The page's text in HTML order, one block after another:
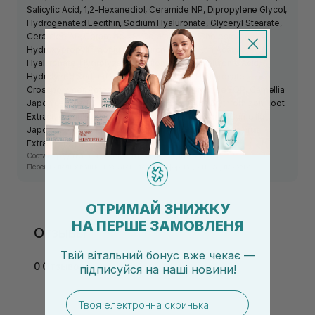
Salicylic Acid, 1,2-Hexanediol, Ceramide NP, Dipropylene Glycol,
Hydrogenated Lecithin, Sodium Hyaluronate, Glyceryl Stearate,
Ceramide AP, Ceramide NS, Ceramide AS, Cholesterol,
Hydroxypropyltrimonium Hyaluronate, Sodium Acetylated
Hyaluronate, Hydrolyzed Hyaluronic Acid, Hyaluronic Acid,
Hydrolyzed Sodium Hyaluronate, Sodium Hyaluronate
Crosspolymer, Potassium Hyaluronate, Ceramide EOP, Camellia
Japonica Seed Oil (500 ppm), Lithospermum Erythrorhizon Root
Extract, Camellia Japonica Seed Extract (95 ppm), Camellia
Japonica Flower Extract (47.5 ppm), Punica Granatum Fruit
Extract, Fragrance.
Состав средства может изменяться производителем.
Перед использованием ознакомьтесь с информацией на упаковке.
Отзывы
0 Отзывов
ОТРИМАЙ ЗНИЖКУ
НА ПЕРШЕ ЗАМОВЛЕНЯ
Твій вітальний бонус вже чекає —
підписуйся на наші новини!
email